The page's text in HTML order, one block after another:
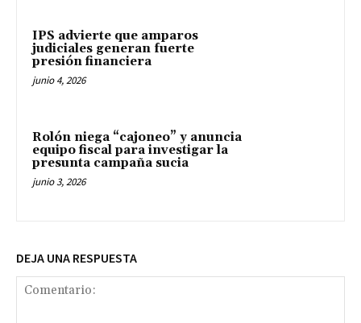
IPS advierte que amparos
judiciales generan fuerte
presión financiera
junio 4, 2026
Rolón niega “cajoneo” y anuncia
equipo fiscal para investigar la
presunta campaña sucia
junio 3, 2026
DEJA UNA RESPUESTA